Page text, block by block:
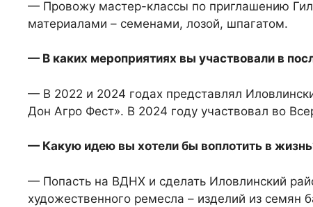
— Провожу мастер-классы по приглашению
материалами – семенами, лозой, шпагатом.
— В каких мероприятиях вы участвовали в
— В 2022 и 2024 годах представлял
Дон Агро Фест». В 2024 году участвовал во
— Какую идею вы хотели бы воплотить в
— Попасть на ВДНХ и сделать Иловлинский
художественного ремесла – изделий из семян